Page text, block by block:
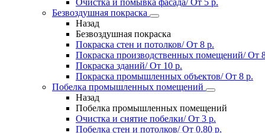
Очистка и помывка фасада/ От 5 р.
Безвоздушная покраска
Назад
Безвоздушная покраска
Покраска стен и потолков/ От 8 р.
Покраска производственных помещений/ От
Покраска зданий/ От 10 р.
Покраска промышленных объектов/ От 8 р.
Побелка промышленных помещений
Назад
Побелка промышленных помещений
Очистка и снятие побелки/ От 3 р.
Побелка стен и потолков/ От 0.80 р.